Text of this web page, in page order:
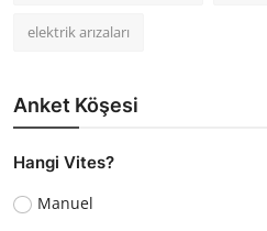
elektrik arızaları
Anket Köşesi
Hangi Vites?
Manuel